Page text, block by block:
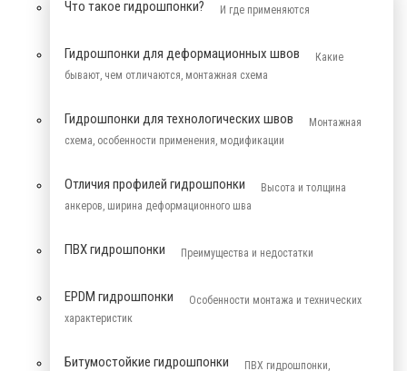
Что такое гидрошпонки? И где применяются
Гидрошпонки для деформационных швов
Какие
бывают, чем отличаются, монтажная схема
Гидрошпонки для технологических швов
Монтажная
схема, особенности применения, модификации
Отличия профилей гидрошпонки
Высота и толщина
анкеров, ширина деформационного шва
ПВХ гидрошпонки Преимущества и недостатки
EPDM гидрошпонки
Особенности монтажа и технических
характеристик
Битумостойкие гидрошпонки ПВХ гидрошпонки,